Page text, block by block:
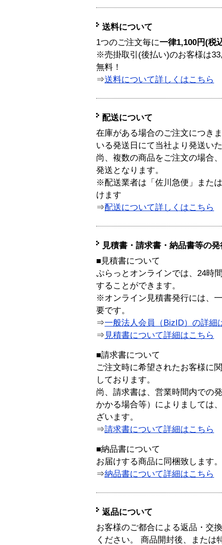
送料について
1つのご注文毎に一律1,100円(税
※売掛取引(後払い)のお客様は
無料！
⇒送料について詳しくはこちら
配送について
在庫がある場合のご注文につき
いる発送日にて当社より発送い
尚、複数の商品をご注文の場合
発送となります。
※配送業者は「佐川急便」また
けます
⇒配送について詳しくはこちら
見積書・請求書・納品書等の
■見積書について
ぷらっとオンラインでは、24時
することができます。
※オンライン見積書発行には、
要です。
⇒一般法人会員（BizID）の詳細
⇒ 見積書について詳細はこちら
■請求書について
ご注文時に希望されたお客様に
しております。
尚、請求書は、営業時間内での
かかる場合等）によりましては
ざいます。
⇒請求書について詳細はこちら
■納品書について
お届けする商品に同梱致します。
⇒納品書について詳細はこちら
返品について
お客様のご都合による返品・交
ください。 商品開封後、または